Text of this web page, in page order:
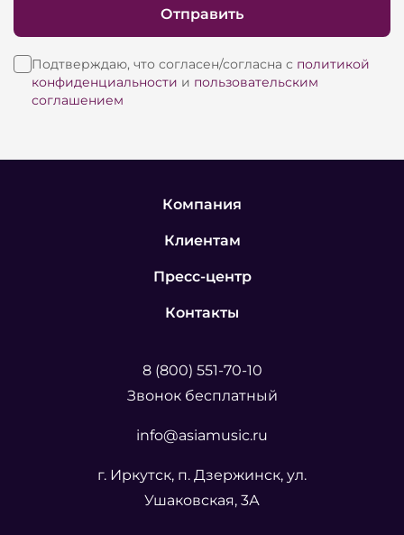
Подтверждаю, что согласен/согласна с политикой
конфиденциальности и пользовательским
соглашением
Отправить
Компания
Клиентам
Пресс-центр
Контакты
8 (800) 551-70-10
Звонок бесплатный
info@asiamusic.ru
г. Иркутск, п. Дзержинск, ул.
Ушаковская, 3А